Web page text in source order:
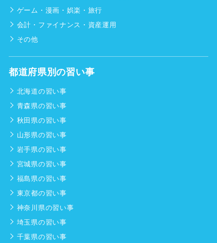
ゲーム・漫画・娯楽・旅行
会計・ファイナンス・資産運用
その他
都道府県別の習い事
北海道の習い事
青森県の習い事
秋田県の習い事
山形県の習い事
岩手県の習い事
宮城県の習い事
福島県の習い事
東京都の習い事
神奈川県の習い事
埼玉県の習い事
千葉県の習い事